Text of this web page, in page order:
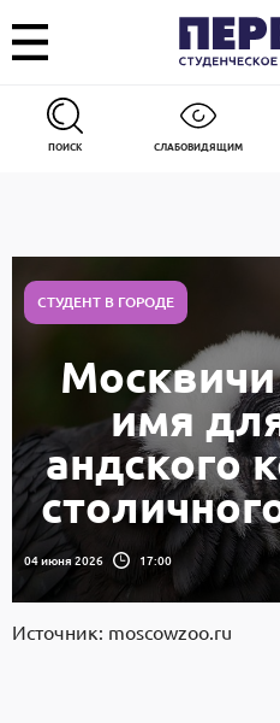
ПОИСК СЛАБОВИДЯЩИМ
СТУДЕНТ В ГОРОДЕ
имя
андского
04 июня 2026 17:00
Источник: moscowzoo.ru